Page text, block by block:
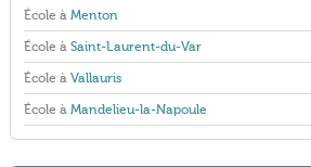
École à Menton
École à Saint-Laurent-du-Var
École à Vallauris
École à Mandelieu-la-Napoule